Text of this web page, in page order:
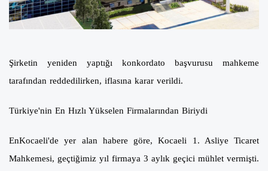
Şirketin yeniden yaptığı konkordato başvurusu mahkeme
tarafından reddedilirken, iflasına karar verildi.
Türkiye'nin En Hızlı Yükselen Firmalarından Biriydi
EnKocaeli'de yer alan habere göre, Kocaeli 1. Asliye Ticaret
Mahkemesi, geçtiğimiz yıl firmaya 3 aylık geçici mühlet vermişti.